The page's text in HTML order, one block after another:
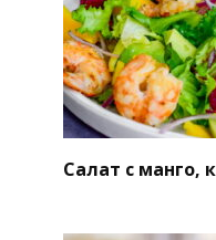
Салат с манго,